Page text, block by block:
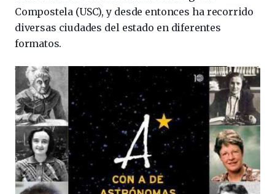
Compostela (USC), y desde entonces ha recorrido
diversas ciudades del estado en diferentes
formatos.